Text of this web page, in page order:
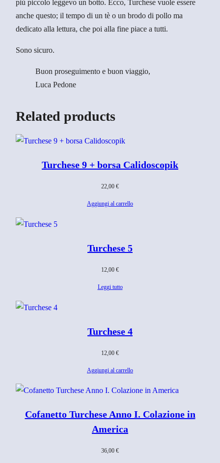
più piccolo leggevo un botto. Ecco, Turchese vuole essere
anche questo; il tempo di un tè o un brodo di pollo ma
dedicato alla lettura, che poi alla fine piace a tutti.
Sono sicuro.
Buon proseguimento e buon viaggio,
Luca Pedone
Related products
Turchese 9 + borsa Calidoscopik
22,00 €
Aggiungi al carrello
Turchese 5
12,00 €
Leggi tutto
Turchese 4
12,00 €
Aggiungi al carrello
Cofanetto Turchese Anno I. Colazione in
America
36,00 €